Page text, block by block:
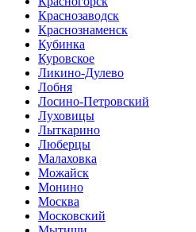
Краснозаводск
Краснознаменск
Кубинка
Куровское
Ликино-Дулево
Лобня
Лосино-Петровский
Луховицы
Лыткарино
Люберцы
Малаховка
Можайск
Монино
Москва
Московский